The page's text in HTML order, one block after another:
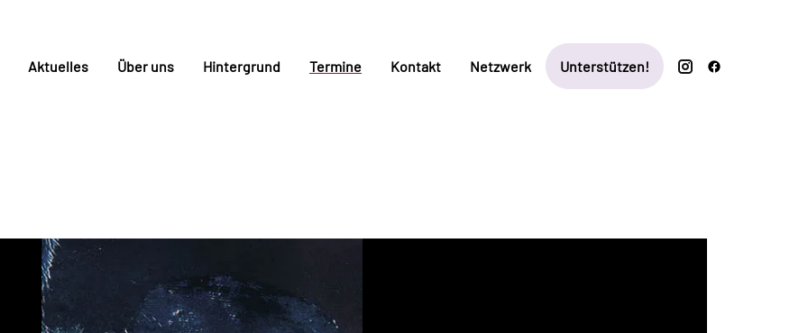
Aktuelles Über uns Hintergrund Termine Kontakt Netzwerk Unterstützen!